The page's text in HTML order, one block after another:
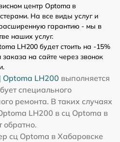
центр Optoma в
На все виды услуг и
гарантию - мы в
наших услуг.
LH200 будет стоить на -15%
на сайте через звонок
Optoma LH200 выполняется
специального
ремонта. В таких случаях
LH200 в сц Optoma в
обратно.
сц Optoma в Хабаровске